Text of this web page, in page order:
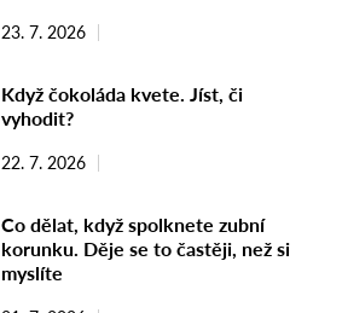
23. 7. 2026
Když čokoláda kvete. Jíst, či
vyhodit?
22. 7. 2026
Co dělat, když spolknete zubní
korunku. Děje se to častěji, než si
myslíte